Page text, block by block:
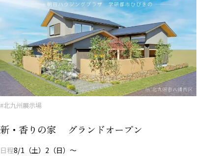
#北九州展示場
新・香りの家 グランドオープン
日程8/1（土）2（日）～